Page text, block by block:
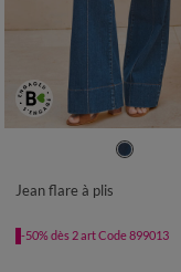
42
Jean flare à plis
-50% dès 2 art Code 899013